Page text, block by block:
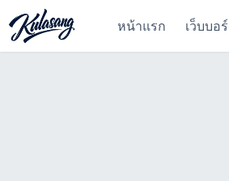
หน้าแรก เว็บบอ